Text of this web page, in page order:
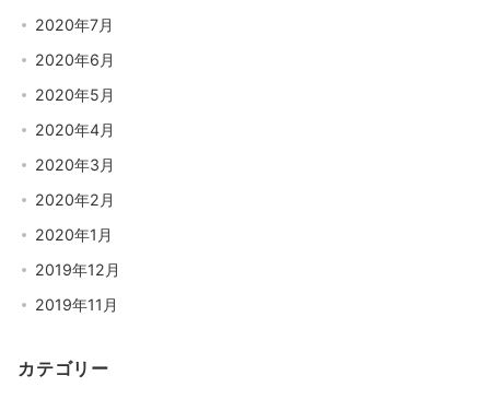
2020年7月
2020年6月
2020年5月
2020年4月
2020年3月
2020年2月
2020年1月
2019年12月
2019年11月
カテゴリー